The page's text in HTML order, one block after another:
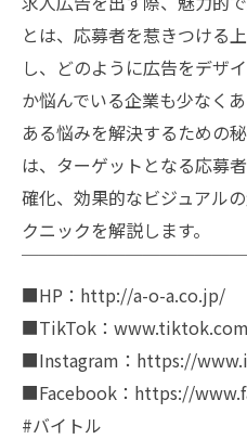
とは、応募者を惹きつける
し、どのように広告をデザ
か悩んでいる企業も少なく
ある悩みを解決するための
は、ターゲットとなる応募
確化、効果的なビジュアル
クニックを解説します。
￣￣￣￣￣￣￣￣￣￣￣￣
■HP：http://a-o-a.co.jp/
■TikTok：
■Instagram：https://
■Facebook：https://
#バイトル